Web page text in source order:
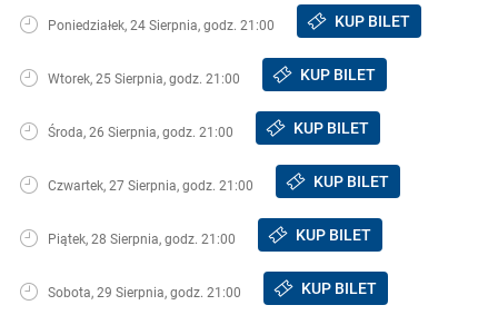
Poniedziałek, 24 Sierpnia, godz. 21:00 KUP BILET
Wtorek, 25 Sierpnia, godz. 21:00 KUP BILET
Środa, 26 Sierpnia, godz. 21:00 KUP BILET
Czwartek, 27 Sierpnia, godz. 21:00 KUP BILET
Piątek, 28 Sierpnia, godz. 21:00 KUP BILET
Sobota, 29 Sierpnia, godz. 21:00 KUP BILET